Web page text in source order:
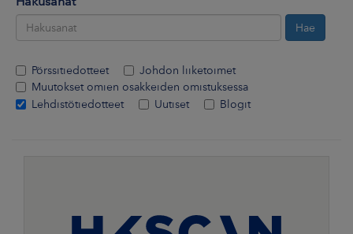
Pörssitiedotteet
Johdon liiketoimet
Muutokset omien osakkeiden omistuksessa
Lehdistötiedotteet
Uutiset Blogit